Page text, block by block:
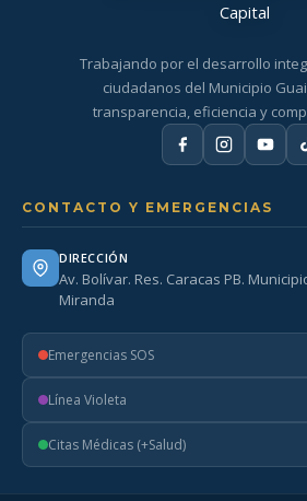
Trabajando por el desarrollo
ciudadanos del Municipio
transparencia, eficiencia y
CONTACTO Y EMERGENCIAS
DIRECCIÓN
Av. Bolívar. Res. Caracas PB.
Miranda
Emergencias SOS
Línea Violeta
Citas Médicas (+Salud)